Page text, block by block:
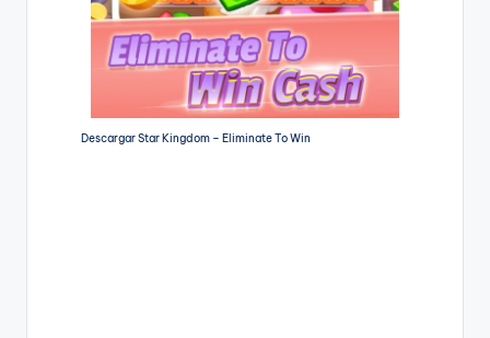
Descargar Star Kingdom – Eliminate To Win